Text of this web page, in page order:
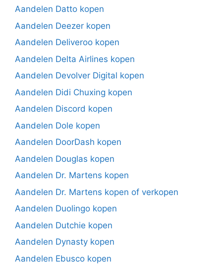
Aandelen Datto kopen
Aandelen Deezer kopen
Aandelen Deliveroo kopen
Aandelen Delta Airlines kopen
Aandelen Devolver Digital kopen
Aandelen Didi Chuxing kopen
Aandelen Discord kopen
Aandelen Dole kopen
Aandelen DoorDash kopen
Aandelen Douglas kopen
Aandelen Dr. Martens kopen
Aandelen Dr. Martens kopen of verkopen
Aandelen Duolingo kopen
Aandelen Dutchie kopen
Aandelen Dynasty kopen
Aandelen Ebusco kopen